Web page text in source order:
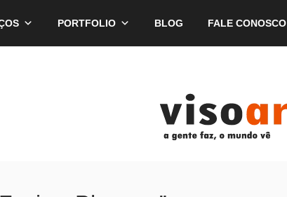
PORTFOLIO BLOG FALE CONOSCO